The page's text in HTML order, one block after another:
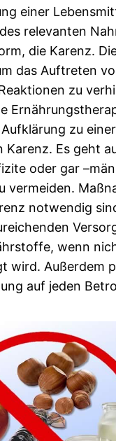
einer
relevanten
die Karenz.
das Auftreten
zu
zu einer
Karenz. Es geht
oder gar
vermeiden.
notwendig
wenn
wird. Außerdem
auf jeden